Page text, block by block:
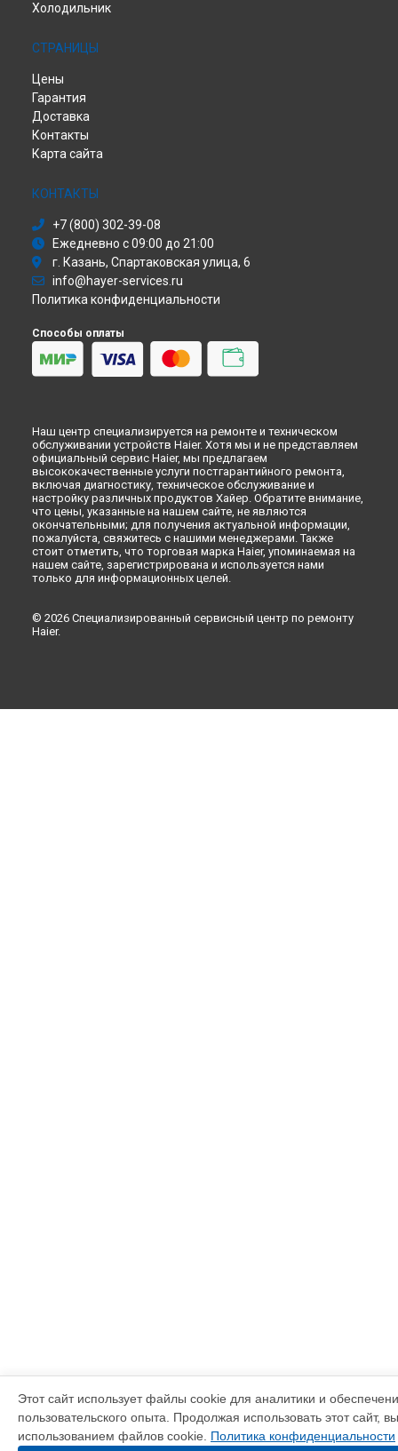
Холодильник
СТРАНИЦЫ
Цены
Гарантия
Доставка
Контакты
Карта сайта
КОНТАКТЫ
+7 (800) 302-39-08
Ежедневно с 09:00 до 21:00
г. Казань, Спартаковская улица, 6
info@hayer-services.ru
Политика конфиденциальности
Способы оплаты
Наш центр специализируется на ремонте и техническом
обслуживании устройств Haier. Хотя мы и не представляем
официальный сервис Haier, мы предлагаем
высококачественные услуги постгарантийного ремонта,
включая диагностику, техническое обслуживание и
настройку различных продуктов Хайер. Обратите внимание,
что цены, указанные на нашем сайте, не являются
окончательными; для получения актуальной информации,
пожалуйста, свяжитесь с нашими менеджерами. Также
стоит отметить, что торговая марка Haier, упоминаемая на
нашем сайте, зарегистрирована и используется нами
только для информационных целей.
© 2026 Специализированный сервисный центр по ремонту
Haier.
Этот сайт использует файлы cookie для аналитики и
пользовательского опыта. Продолжая использовать этот сайт,
использованием файлов cookie. Политика конфиденциальности